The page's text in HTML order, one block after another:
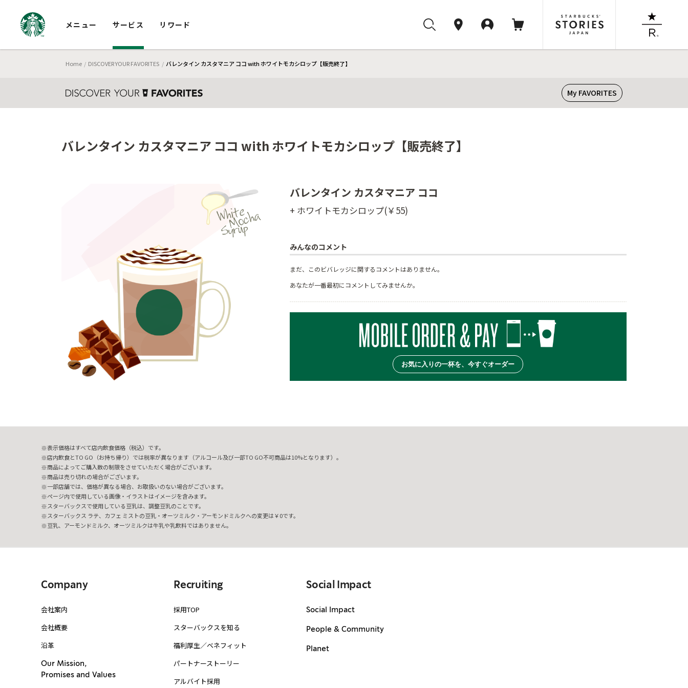
メニュー サービス リワード
Home DISCOVER YOUR FAVORITES バレンタイン カスタマニア ココ with ホワイトモカシロップ【販売終了】
My FAVORITES
バレンタイン カスタマニア ココ with ホワイトモカシロップ【販売終了】
バレンタイン カスタマニア ココ
+ ホワイトモカシロップ(￥55)
みんなのコメント
まだ、このビバレッジに関するコメントはありません。
あなたが一番最初にコメントしてみませんか。
お気に入りの一杯を、今すぐオーダー
表示価格はすべて店内飲食価格（税込）です。
店内飲食とTO GO（お持ち帰り）では税率が異なります（アルコール及び一部TO GO不可商品は10%となります）。
商品によってご購入数の制限をさせていただく場合がございます。
商品は売り切れの場合がございます。
一部店舗では、価格が異なる場合、お取扱いのない場合がございます。
ページ内で使用している画像・イラストはイメージを含みます。
スターバックスで使用している豆乳は、調整豆乳のことです。
スターバックス ラテ、カフェ ミストの豆乳・オーツミルク・アーモンドミルクへの変更は￥0です。
豆乳、アーモンドミルク、オーツミルクは牛乳や乳飲料ではありません。
Company
会社案内
会社概要
沿革
Our Mission,
Promises and Values
Recruiting
採用TOP
スターバックスを知る
福利厚生／ベネフィット
パートナーストーリー
アルバイト採用
Social Impact
Social Impact
People & Community
Planet